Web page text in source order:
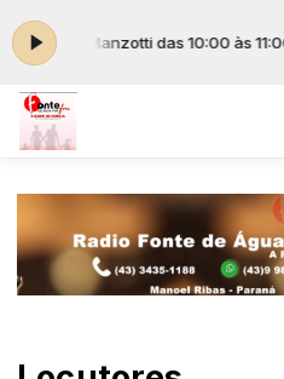
Manzotti das 10:00 às 11:00